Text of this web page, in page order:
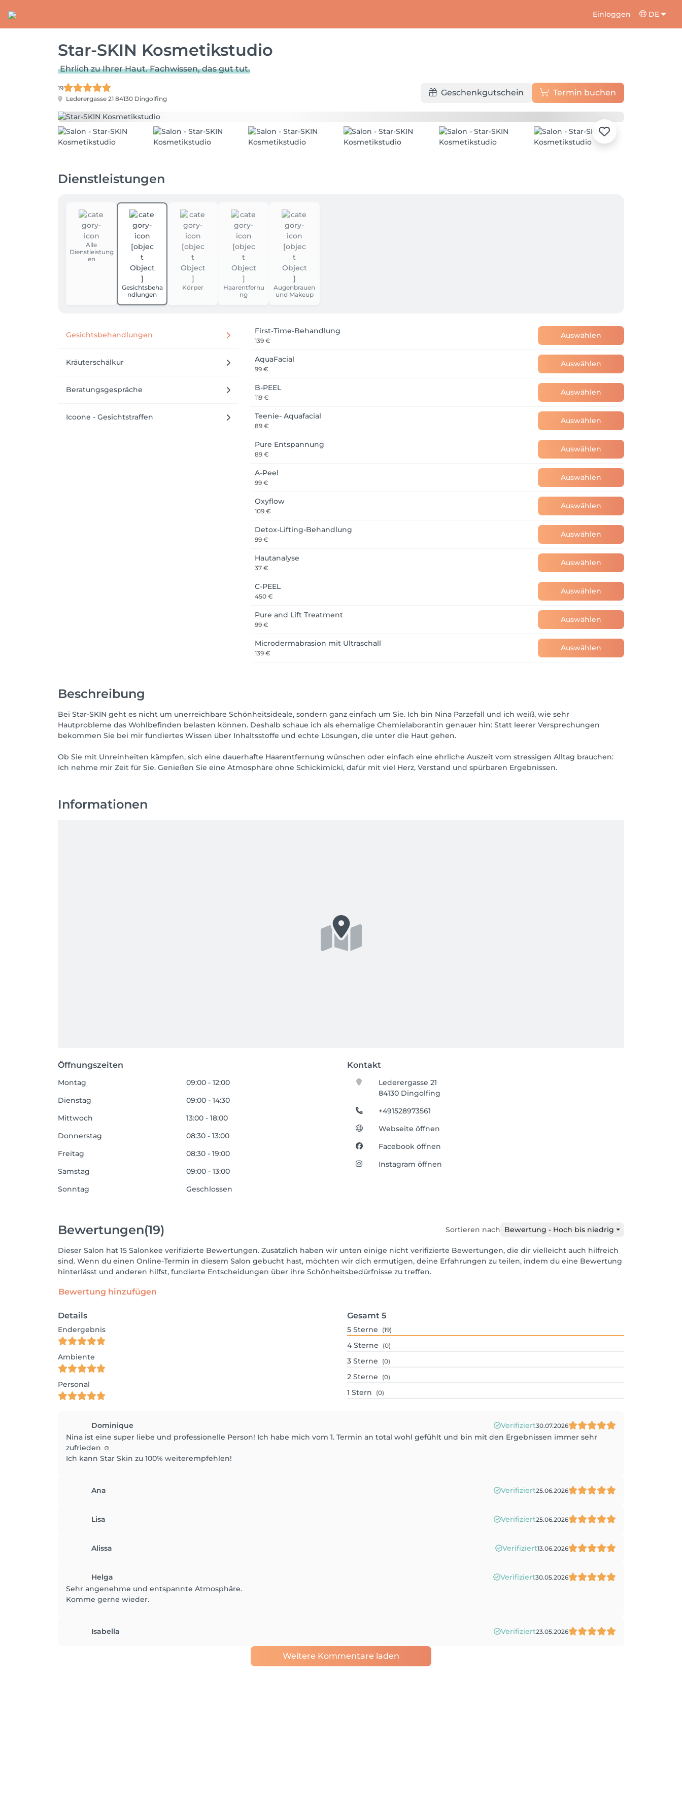
Einloggen DE
Star-SKIN Kosmetikstudio
Ehrlich zu Ihrer Haut. Fachwissen, das gut tut.
19
Lederergasse 21 84130 Dingolfing
Geschenkgutschein Termin buchen
Dienstleistungen
Alle
Dienstleistung
en
Gesichtsbeha
ndlungen
Körper
Haarentfernu
ng
Augenbrauen
und Makeup
Gesichtsbehandlungen
Kräuterschälkur
Beratungsgespräche
Icoone - Gesichtstraffen
First-Time-Behandlung
139 €
Auswählen
AquaFacial
99 €
Auswählen
B-PEEL
119 €
Auswählen
Teenie- Aquafacial
89 €
Auswählen
Pure Entspannung
89 €
Auswählen
A-Peel
99 €
Auswählen
Oxyflow
109 €
Auswählen
Detox-Lifting-Behandlung
99 €
Auswählen
Hautanalyse
37 €
Auswählen
C-PEEL
450 €
Auswählen
Pure and Lift Treatment
99 €
Auswählen
Microdermabrasion mit Ultraschall
139 €
Auswählen
Beschreibung
Bei Star-SKIN geht es nicht um unerreichbare Schönheitsideale, sondern ganz einfach um Sie. Ich bin Nina Parzefall und ich weiß, wie sehr
Hautprobleme das Wohlbefinden belasten können. Deshalb schaue ich als ehemalige Chemielaborantin genauer hin: Statt leerer Versprechungen
bekommen Sie bei mir fundiertes Wissen über Inhaltsstoffe und echte Lösungen, die unter die Haut gehen.
Ob Sie mit Unreinheiten kämpfen, sich eine dauerhafte Haarentfernung wünschen oder einfach eine ehrliche Auszeit vom stressigen Alltag brauchen:
Ich nehme mir Zeit für Sie. Genießen Sie eine Atmosphäre ohne Schickimicki, dafür mit viel Herz, Verstand und spürbaren Ergebnissen.
Informationen
Öffnungszeiten Kontakt
Montag
09:00 - 12:00
Dienstag
09:00 - 14:30
Mittwoch
13:00 - 18:00
Donnerstag
08:30 - 13:00
Freitag
08:30 - 19:00
Samstag
09:00 - 13:00
Sonntag
Geschlossen
Lederergasse 21
84130 Dingolfing
+491528973561
Webseite öffnen
Facebook öffnen
Instagram öffnen
Bewertungen(19) Sortieren nach Bewertung - Hoch bis niedrig
Dieser Salon hat 15 Salonkee verifizierte Bewertungen. Zusätzlich haben wir unten einige nicht verifizierte Bewertungen, die dir vielleicht auch hilfreich
sind. Wenn du einen Online-Termin in diesem Salon gebucht hast, möchten wir dich ermutigen, deine Erfahrungen zu teilen, indem du eine Bewertung
hinterlässt und anderen hilfst, fundierte Entscheidungen über ihre Schönheitsbedürfnisse zu treffen.
Bewertung hinzufügen
Details
Endergebnis
Ambiente
Personal
Gesamt 5
5 Sterne (19)
4 Sterne (0)
3 Sterne (0)
2 Sterne (0)
1 Stern (0)
Dominique Verifiziert30.07.2026
Nina ist eine super liebe und professionelle Person! Ich habe mich vom 1. Termin an total wohl gefühlt und bin mit den Ergebnissen immer sehr
zufrieden ☺️
Ich kann Star Skin zu 100% weiterempfehlen!
Ana Verifiziert25.06.2026
Lisa Verifiziert25.06.2026
Alissa Verifiziert13.06.2026
Helga Verifiziert30.05.2026
Sehr angenehme und entspannte Atmosphäre.
Komme gerne wieder.
Isabella Verifiziert23.05.2026
Weitere Kommentare laden